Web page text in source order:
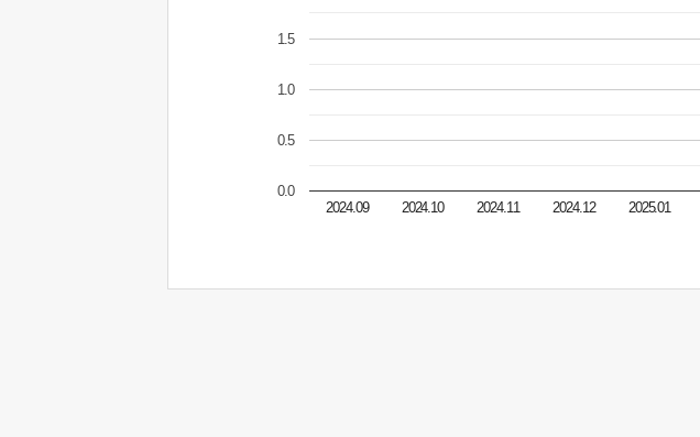
2024.09 2024.10 2024.11 2024.12 2025.01
0.0
0.5
1.0
1.5